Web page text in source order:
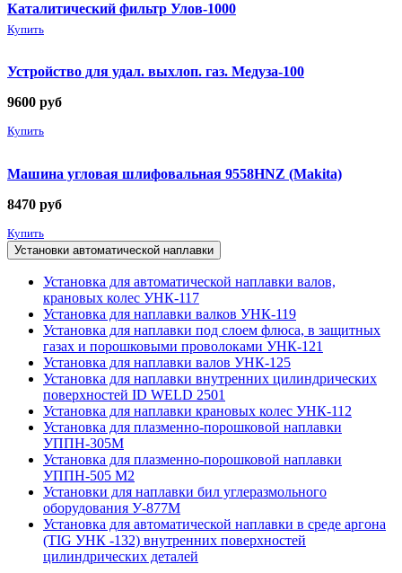
Каталитический фильтр Улов-1000
Купить
Устройство для удал. выхлоп. газ. Медуза-100
9600 руб
Купить
Машина угловая шлифовальная 9558HNZ (Makita)
8470 руб
Купить
Установки автоматической наплавки
Установка для автоматической наплавки валов,
крановых колес УНК-117
Установка для наплавки валков УНК-119
Установка для наплавки под слоем флюса, в защитных
газах и порошковыми проволоками УНК-121
Установка для наплавки валов УНК-125
Установка для наплавки внутренних цилиндрических
поверхностей ID WELD 2501
Установка для наплавки крановых колес УНК-112
Установка для плазменно-порошковой наплавки
УППН-305М
Установка для плазменно-порошковой наплавки
УППН-505 М2
Установки для наплавки бил углеразмольного
оборудования У-877М
Установка для автоматической наплавки в среде аргона
(TIG УНК -132) внутренних поверхностей
цилиндрических деталей